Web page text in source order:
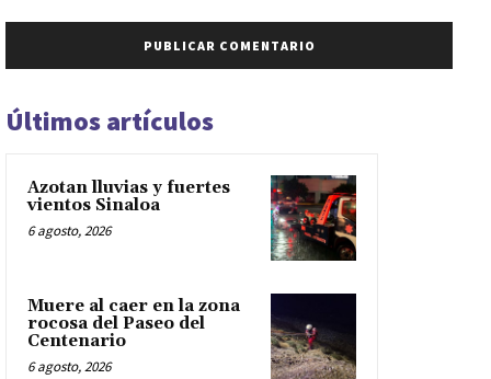
Últimos artículos
Azotan lluvias y fuertes
vientos Sinaloa
6 agosto, 2026
Muere al caer en la zona
rocosa del Paseo del
Centenario
6 agosto, 2026